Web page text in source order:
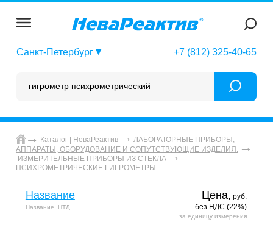
Санкт-Петербург +7 (812) 325-40-65
Каталог | НеваРеактив
ЛАБОРАТОРНЫЕ ПРИБОРЫ,
АППАРАТЫ, ОБОРУДОВАНИЕ И СОПУТСТВУЮЩИЕ ИЗДЕЛИЯ:
ИЗМЕРИТЕЛЬНЫЕ ПРИБОРЫ ИЗ СТЕКЛА
ПСИХРОМЕТРИЧЕСКИЕ ГИГРОМЕТРЫ
Название
Название, НТД
Цена, руб.
без НДС (22%)
за единицу измерения